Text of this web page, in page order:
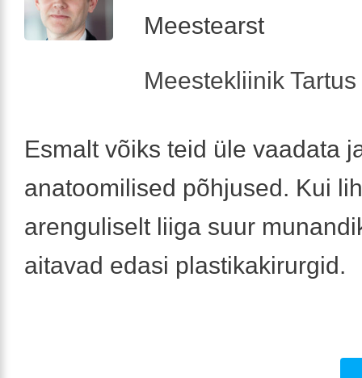
Meestearst
Meestekliinik
Esmalt võiks teid üle vaadata
anatoomilised põhjused. Kui
arenguliselt liiga suur
aitavad edasi plastikakirurgid.